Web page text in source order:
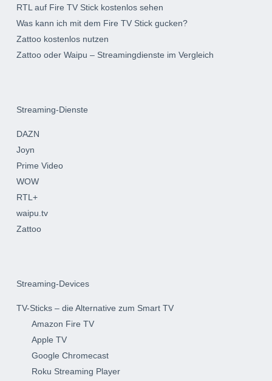
RTL auf Fire TV Stick kostenlos sehen
Was kann ich mit dem Fire TV Stick gucken?
Zattoo kostenlos nutzen
Zattoo oder Waipu – Streamingdienste im Vergleich
Streaming-Dienste
DAZN
Joyn
Prime Video
WOW
RTL+
waipu.tv
Zattoo
Streaming-Devices
TV-Sticks – die Alternative zum Smart TV
Amazon Fire TV
Apple TV
Google Chromecast
Roku Streaming Player